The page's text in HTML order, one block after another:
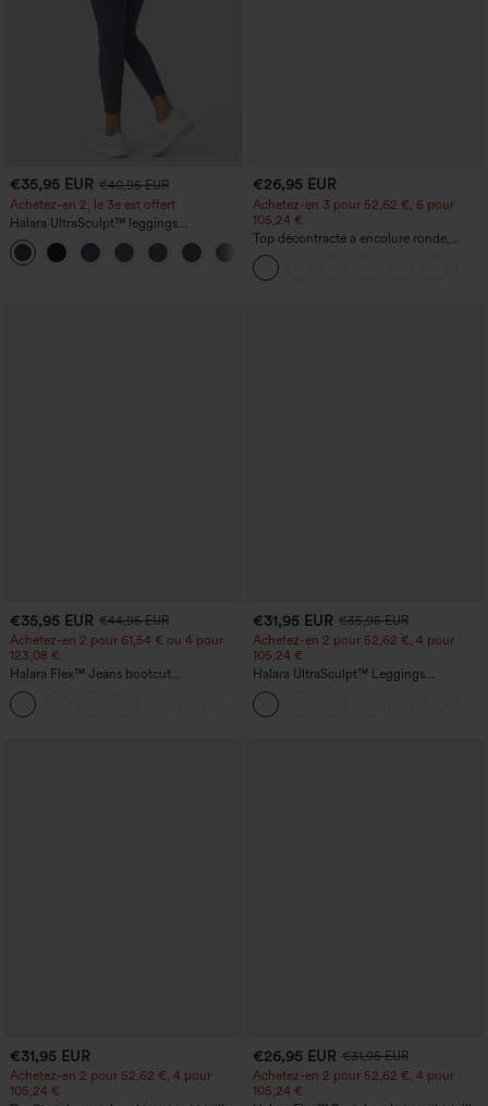
€35,95 EUR €40,95 EUR
Achetez-en 2, le 3e est offert
Halara UltraSculpt™ leggings
d'entraînement taille haute — fronces
liftantes pour le fessier, maintien gainant
du ventre et poche
€26,95 EUR
Achetez-en 3 pour 52,62 €, 6 pour
105,24 €
Top décontracté à encolure ronde,
manches chauve-souris et coupe ample
€35,95 EUR €44,95 EUR
Achetez-en 2 pour 61,54 € ou 4 pour
123,08 €.
Halara Flex™ Jeans bootcut
décontractés taille haute, effet délavé,
avec poches
€31,95 EUR €35,95 EUR
Achetez-en 2 pour 52,62 €, 4 pour
105,24 €
Halara UltraSculpt™ Leggings
d'entraînement sculptants taille haute,
effet ventre plat, avec poche
€31,95 EUR
Achetez-en 2 pour 52,62 €, 4 pour
105,24 €
€26,95 EUR €31,95 EUR
Achetez-en 2 pour 52,62 €, 4 pour
105,24 €